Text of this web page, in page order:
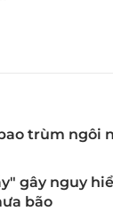
trùm ngôi
gây nguy
bão